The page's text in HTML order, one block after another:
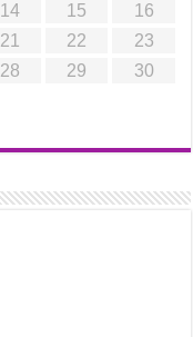
14 15
16
21 22
23
28 29
30